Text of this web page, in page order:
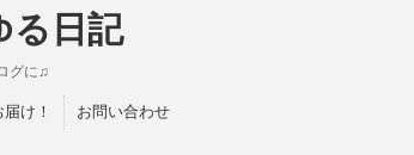
る日記
グに♫
け！ お問い合わせ